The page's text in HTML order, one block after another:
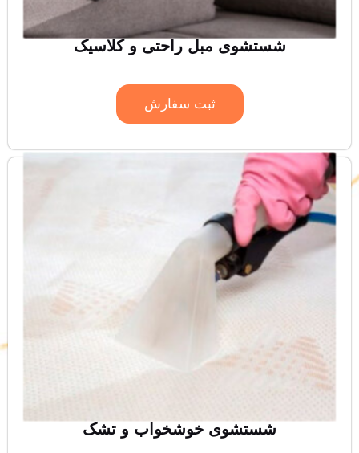
شستشوی مبل راحتی و کلاسیک
ثبت سفارش
شستشوی خوشخواب و تشک